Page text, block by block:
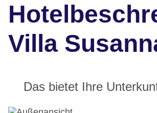
Villa
Das bietet Ihre